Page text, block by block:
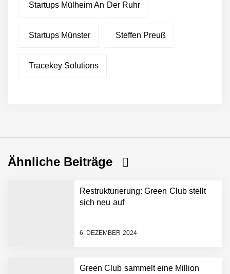
Startups Mülheim An Der Ruhr
Startups Münster Steffen Preuß
Tracekey Solutions
Ähnliche Beiträge
Restrukturierung: Green Club stellt
sich neu auf
6. DEZEMBER 2024
Green Club sammelt eine Million